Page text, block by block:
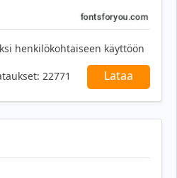
henkilökohtaiseen käyttöön
22771 Lataa